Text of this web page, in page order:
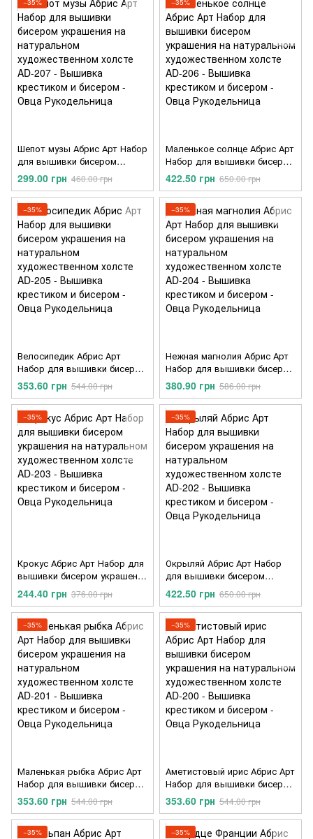
215
−35%
Шепот музы Абрис Арт Набор
для вышивки бисером
украшения на натуральном
художественном холсте AD-
207
299.00 грн 460.00 грн
−35%
Маленькое солнце Абрис Арт
Набор для вышивки бисером
украшения на натуральном
художественном холсте AD-
206
422.50 грн 650.00 грн
−35%
Велосипедик Абрис Арт
Набор для вышивки бисером
украшения на натуральном
художественном холсте AD-
205
353.60 грн 544.00 грн
−35%
Нежная магнолия Абрис Арт
Набор для вышивки бисером
украшения на натуральном
художественном холсте AD-
204
380.90 грн 586.00 грн
−35%
Крокус Абрис Арт Набор для
вышивки бисером украшения
на натуральном
художественном холсте AD-
203
244.40 грн 376.00 грн
−35%
Окрыляй Абрис Арт Набор
для вышивки бисером
украшения на натуральном
художественном холсте AD-
202
422.50 грн 650.00 грн
−35%
Маленькая рыбка Абрис Арт
Набор для вышивки бисером
украшения на натуральном
художественном холсте AD-
201
353.60 грн 544.00 грн
−35%
Аметистовый ирис Абрис Арт
Набор для вышивки бисером
украшения на натуральном
художественном холсте AD-
200
353.60 грн 544.00 грн
−35% −35%